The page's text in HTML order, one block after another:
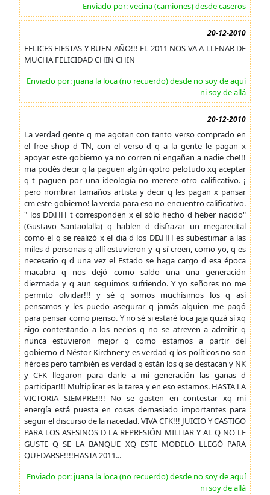
Enviado por: vecina (camiones) desde caseros
20-12-2010
FELICES FIESTAS Y BUEN AÑO!!! EL 2011 NOS VA A LLENAR DE
MUCHA FELICIDAD CHIN CHIN
Enviado por: juana la loca (no recuerdo) desde no soy de aquí
ni soy de allá
20-12-2010
La verdad gente q me agotan con tanto verso comprado en
el free shop d TN, con el verso d q a la gente le pagan x
apoyar este gobierno ya no corren ni engañan a nadie che!!!
ma podés decir q la paguen algún qotro pelotudo xq aceptar
q t paguen por una ideología no merece otro calificativo. ¡
pero nombrar tamaños artista y decir q les pagan x pansar
cm este gobierno! la verda para eso no encuentro calificativo.
" los DD.HH t corresponden x el sólo hecho d heber nacido"
(Gustavo Santaolalla) q hablen d disfrazar un megarecital
como el q se realizó x el dia d los DD.HH es subestimar a las
miles d personas q allí estuvieron y q sí creen, como yo, q es
necesario q d una vez el Estado se haga cargo d esa época
macabra q nos dejó como saldo una una generación
diezmada y q aun seguimos sufriendo. Y yo señores no me
permito olvidar!!! y sé q somos muchísimos los q así
pensamos y les puedo asegurar q jamás alguien me pagó
para pensar como pienso. Y no sé si estaré loca jaja quzá sí xq
sigo contestando a los necios q no se atreven a admitir q
nunca estuvieron mejor q como estamos a partir del
gobierno d Néstor Kirchner y es verdad q los políticos no son
héroes pero también es verdad q están los q se destacan y NK
y CFK llegaron para darle a mi generación las ganas d
participar!!! Multiplicar es la tarea y en eso estamos. HASTA LA
VICTORIA SIEMPRE!!!! No se gasten en contestar xq mi
energía está puesta en cosas demasiado importantes para
seguir el discurso de la nacedad. VIVA CFK!!! JUICIO Y CASTIGO
PARA LOS ASESINOS D LA REPRESIÓN MILITAR Y AL Q NO LE
GUSTE Q SE LA BANQUE XQ ESTE MODELO LLEGÓ PARA
QUEDARSE!!!!HASTA 2011...
Enviado por: juana la loca (no recuerdo) desde no soy de aquí
ni soy de allá